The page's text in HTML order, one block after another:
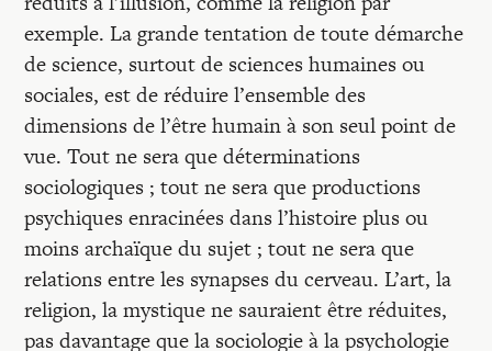
exemple. La grande tentation de toute démarche
de science, surtout de sciences humaines ou
sociales, est de réduire l’ensemble des
dimensions de l’être humain à son seul point de
vue. Tout ne sera que déterminations
sociologiques ; tout ne sera que productions
psychiques enracinées dans l’histoire plus ou
moins archaïque du sujet ; tout ne sera que
relations entre les synapses du cerveau. L’art, la
religion, la mystique ne sauraient être réduites,
pas davantage que la sociologie à la psychologie